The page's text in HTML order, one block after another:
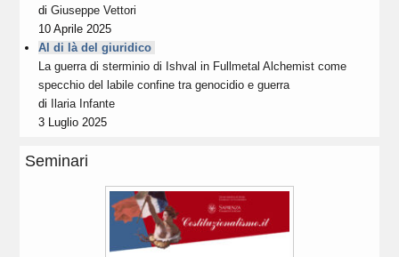
diGiuseppe Vettori
10 Aprile 2025
Al di là del giuridico
La guerra di sterminio di Ishval in Fullmetal Alchemist come
specchio del labile confine tra genocidio e guerra
di
Ilaria Infante
3 Luglio 2025
Seminari